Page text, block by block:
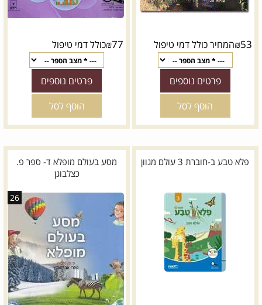
₪53 המחיר כולל דמי טיפול
פרטים נוספים
הוסף לסל
₪77 כולל דמי טיפול
פרטים נוספים
הוסף לסל
פלא טבע ב-חוברת 3 עולם מגוון
מסע בעולם מופלא ד- ספר פ.
כצלבוגן
26